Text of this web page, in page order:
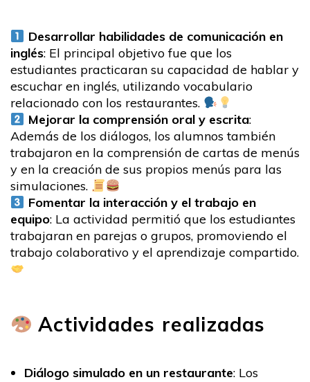
Desarrollar habilidades de comunicación en
inglés: El principal objetivo fue que los
estudiantes practicaran su capacidad de hablar y
escuchar en inglés, utilizando vocabulario
relacionado con los restaurantes.
Mejorar la comprensión oral y escrita:
Además de los diálogos, los alumnos también
trabajaron en la comprensión de cartas de menús
y en la creación de sus propios menús para las
simulaciones.
Fomentar la interacción y el trabajo en
equipo: La actividad permitió que los estudiantes
trabajaran en parejas o grupos, promoviendo el
trabajo colaborativo y el aprendizaje compartido.
Actividades realizadas
Diálogo simulado en un restaurante: Los